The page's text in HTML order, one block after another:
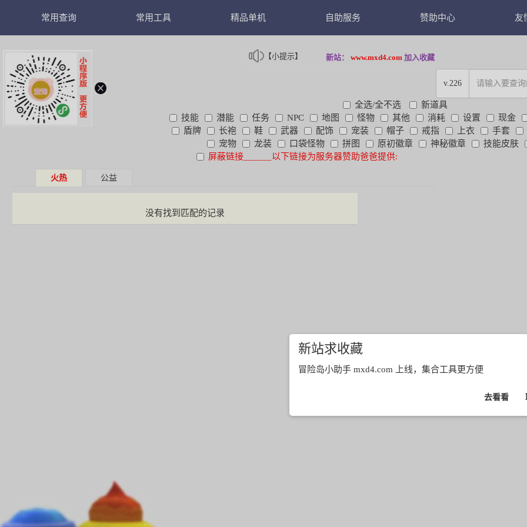
常用查询
资料查询
模拟器
常用工具 精品单机
黑魔法师(爆款)
免费143(热门)
自助服务 赞助中心 友
【小提示】 新站： www.mxd4.com 加入收藏
v.226
全选/全不选
新道具
技能
潜能 任务 NPC 地图 怪物 其他 消耗 设置
现金
盾牌
长袍 鞋 武器 配饰 宠装 帽子 戒指 上衣
手套
宠物
龙装 口袋怪物 拼图 原初徽章 神秘徽章
技能皮肤
屏蔽链接______以下链接为服务器赞助爸爸提供:
火热 公益
没有找到匹配的记录
新站求收藏
冒险岛小助手 mxd4.com 上线，集合工具更方便
去看看